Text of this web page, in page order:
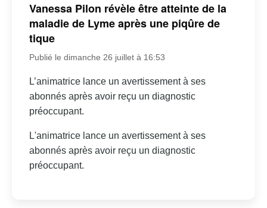
Vanessa Pilon révèle être atteinte de la
maladie de Lyme après une piqûre de
tique
Publié le dimanche 26 juillet à 16:53
L’animatrice lance un avertissement à ses
abonnés après avoir reçu un diagnostic
préoccupant.
L'animatrice lance un avertissement à ses
abonnés après avoir reçu un diagnostic
préoccupant.